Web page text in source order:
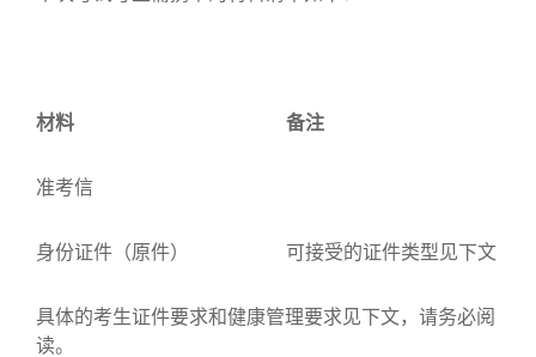
材料 备注
准考信
身份证件（原件） 可接受的证件类型见下文
具体的考生证件要求和健康管理要求见下文，请务必阅
读。